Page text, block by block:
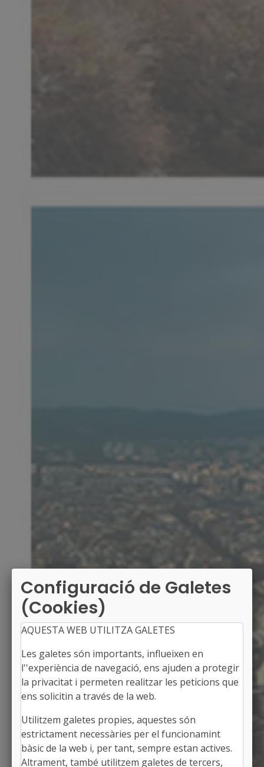
LLINARS DEL VALLÈS
Alcalde: Martí Pujol i Casals
El Vallès Oriental, Barcelona
Població: 10.956
Configuració de Galetes
(Cookies)
AQUESTA WEB UTILITZA GALETES
Les galetes són importants, influeixen en
l''experiència de navegació, ens ajuden a protegir
la privacitat i permeten realitzar les peticions que
ens solicitin a través de la web.
Utilitzem galetes propies, aquestes són
estrictament necessàries per el funcionamint
bàsic de la web i, per tant, sempre estan actives.
Altrament, també utilitzem galetes de tercers,